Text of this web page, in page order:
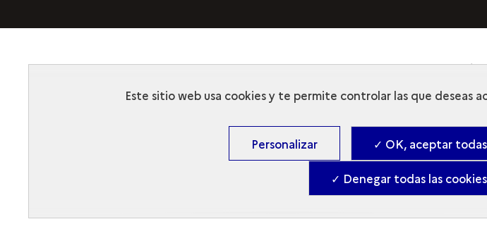
Este sitio web usa cookies y te permite controlar las que deseas
Personalizar ✓ OK, aceptar todas
✓ Denegar todas las cookies